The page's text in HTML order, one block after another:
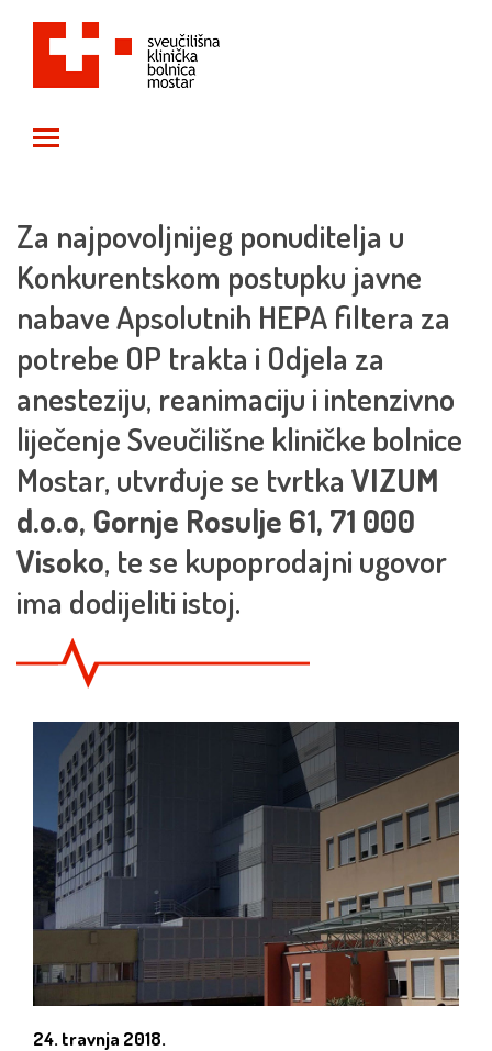
Za najpovoljnijeg ponuditelja u
Konkurentskom postupku javne
nabave Apsolutnih HEPA filtera za
potrebe OP trakta i Odjela za
anesteziju, reanimaciju i intenzivno
liječenje Sveučilišne kliničke bolnice
Mostar, utvrđuje se tvrtka VIZUM
d.o.o, Gornje Rosulje 61, 71 000
Visoko, te se kupoprodajni ugovor
ima dodijeliti istoj.
24. travnja 2018.